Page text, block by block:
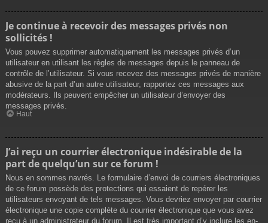
Je continue à recevoir des messages privés non
sollicités !
Vous pouvez supprimer automatiquement les messages privés d’un
utilisateur en utilisant les règles de messages depuis le panneau de
contrôle de l’utilisateur. Si vous recevez des messages privés de manière
abusive de la part d’un autre utilisateur, rapportez ces messages aux
modérateurs. Ils peuvent empêcher un utilisateur d’envoyer des
messages privés.
Haut
J’ai reçu un courrier électronique indésirable de la
part de quelqu’un sur ce forum !
Nous en sommes navrés. Le formulaire d’envoi de courriers électroniques
de ce forum possède des protections qui essaient de repérer les
utilisateurs envoyant de tels messages. Vous devriez envoyer par courrier
électronique une copie complète du courrier électronique que vous avez
reçu à un administrateur du forum. Il est très important d’y inclure les en-